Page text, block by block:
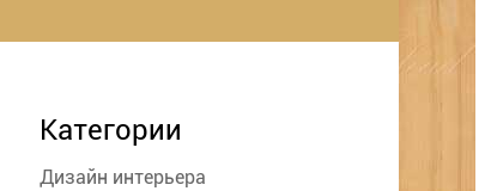
Категории
Дизайн интерьера